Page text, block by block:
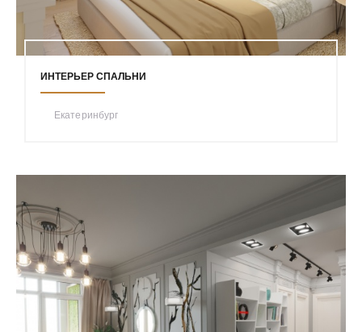
ИНТЕРЬЕР СПАЛЬНИ
Екатеринбург